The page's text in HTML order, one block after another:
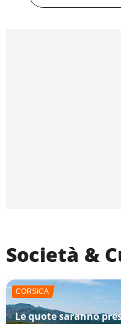
Società &
CORSICA
Le quote saranno